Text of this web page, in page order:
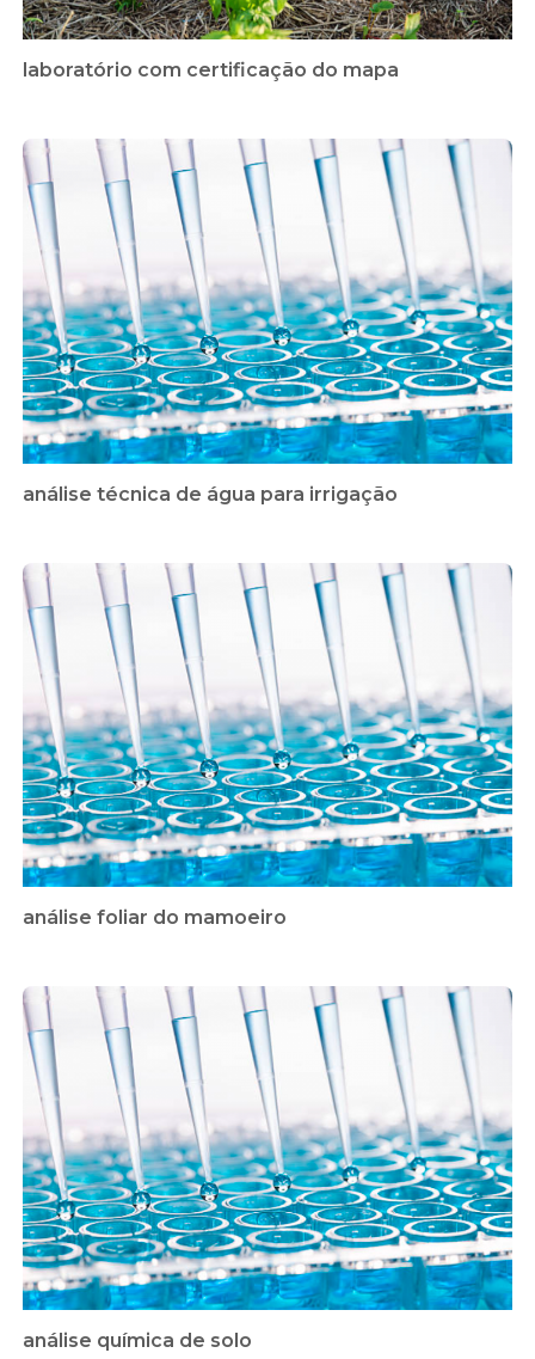
laboratório com certificação do mapa
análise técnica de água para irrigação
análise foliar do mamoeiro
análise química de solo